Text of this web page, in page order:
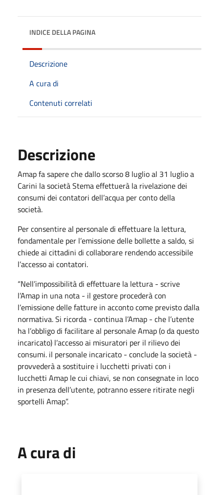
INDICE DELLA PAGINA
Descrizione
A cura di
Contenuti correlati
Descrizione
Amap fa sapere che dallo scorso 8 luglio al 31 luglio a
Carini la società Stema effettuerà la rivelazione dei
consumi dei contatori dell’acqua per conto della
società.
Per consentire al personale di effettuare la lettura,
fondamentale per l’emissione delle bollette a saldo, si
chiede ai cittadini di collaborare rendendo accessibile
l’accesso ai contatori.
“Nell’impossibilità di effettuare la lettura - scrive
l’Amap in una nota - il gestore procederà con
l’emissione delle fatture in acconto come previsto dalla
normativa. Si ricorda - continua l’Amap - che l’utente
ha l’obbligo di facilitare al personale Amap (o da questo
incaricato) l’accesso ai misuratori per il rilievo dei
consumi. il personale incaricato - conclude la società -
provvederà a sostituire i lucchetti privati con i
lucchetti Amap le cui chiavi, se non consegnate in loco
in presenza dell’utente, potranno essere ritirate negli
sportelli Amap”.
A cura di